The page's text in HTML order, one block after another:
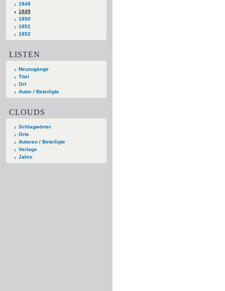
1848
1849
1850
1851
1852
LISTEN
Neuzugänge
Titel
Ort
Autor / Beteiligte
CLOUDS
Schlagwörter
Orte
Autoren / Beteiligte
Verlage
Jahre